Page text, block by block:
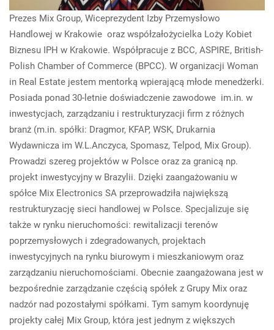
Prezes Mix Group, Wiceprezydent Izby Przemysłowo
Handlowej w Krakowie oraz współzałożycielka Loży Kobiet
Biznesu IPH w Krakowie. Współpracuje z BCC, ASPIRE, British-
Polish Chamber of Commerce (BPCC). W organizacji Woman
in Real Estate jestem mentorką wpierającą młode menedżerki.
Posiada ponad 30-letnie doświadczenie zawodowe im.in. w
inwestycjach, zarządzaniu i restrukturyzacji firm z różnych
branż (m.in. spółki: Dragmor, KFAP, WSK, Drukarnia
Wydawnicza im W.L.Anczyca, Spomasz, Telpod, Mix Group).
Prowadzi szereg projektów w Polsce oraz za granicą np.
projekt inwestycyjny w Brazylii. Dzięki zaangażowaniu w
spółce Mix Electronics SA przeprowadziła największą
restrukturyzację sieci handlowej w Polsce. Specjalizuje się
także w rynku nieruchomości: rewitalizacji terenów
poprzemysłowych i zdegradowanych, projektach
inwestycyjnych na rynku biurowym i mieszkaniowym oraz
zarządzaniu nieruchomościami. Obecnie zaangażowana jest w
bezpośrednie zarządzanie częścią spółek z Grupy Mix oraz
nadzór nad pozostałymi spółkami. Tym samym koordynuję
projekty całej Mix Group, która jest jednym z większych